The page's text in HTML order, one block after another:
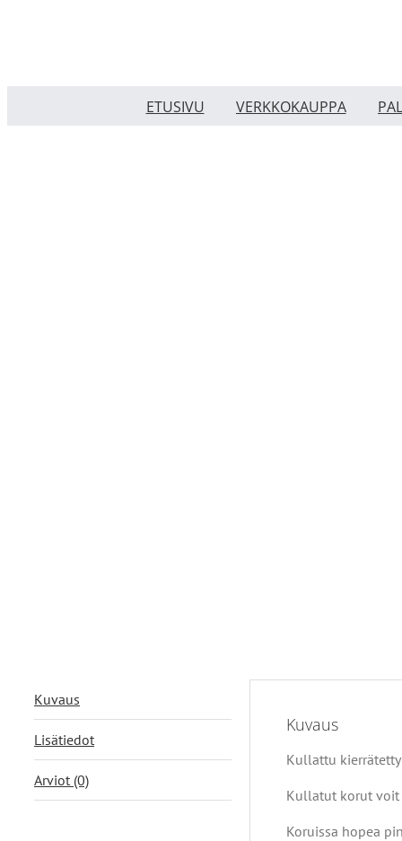
ETUSIVU VERKKOKAUPPA
Kuvaus
Lisätiedot
Arviot (0)
Kuvaus
Kullattu
Kullatut korut voit
Koruissa hopea